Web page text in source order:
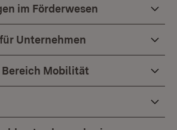
im Förderwesen
Unternehmen
Mobilität